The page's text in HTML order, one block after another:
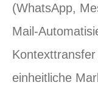
(WhatsApp,
Mail-
einheitliche